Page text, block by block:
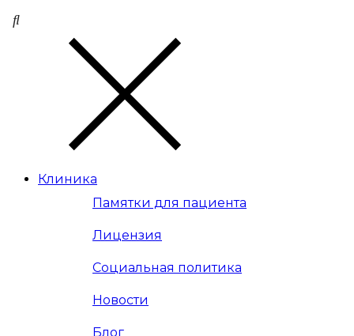
Клиника
Памятки для пациента
Лицензия
Социальная политика
Новости
Блог